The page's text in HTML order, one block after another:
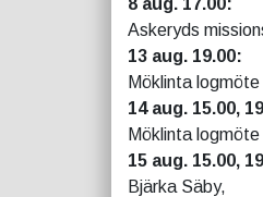
8 aug. 17.00:
Askeryds
13 aug. 19.00:
Möklinta logmöte
14 aug. 15.00,
Möklinta logmöte
15 aug. 15.00,
Bjärka Säby,